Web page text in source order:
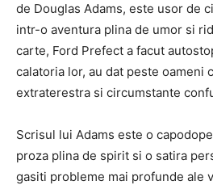
de Douglas Adams, este usor de
intr-o aventura plina de umor si
carte, Ford Prefect a facut
calatoria lor, au dat peste oameni
extraterestra si circumstante
Scrisul lui Adams este o
proza plina de spirit si o satira
gasiti probleme mai profunde ale